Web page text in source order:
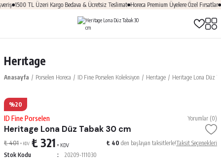
1500 TL Üzeri Kargo Bedava & Ücretsiz Teslimat Horeca Premium Üyelere Özel Fırsatlar
Herıtage
Anasayfa Porselen Horeca ID Fine Porselen Koleksiyon Herıtage Heritage Lona Düz
%20
ID Fine Porselen Yorumlar (0)
Heritage Lona Düz Tabak 30 cm
₺ 401 + KDV ₺ 321 + KDV ₺ 40 den başlayan taksitlerle!Taksit Seçenekleri
Stok Kodu
20209-111030